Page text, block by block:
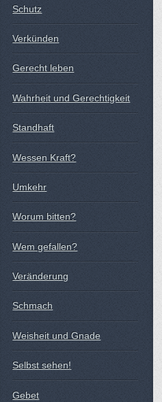
Schutz
Verkünden
Gerecht leben
Wahrheit und Gerechtigkeit
Standhaft
Wessen Kraft?
Umkehr
Worum bitten?
Wem gefallen?
Veränderung
Schmach
Weisheit und Gnade
Selbst sehen!
Gebet